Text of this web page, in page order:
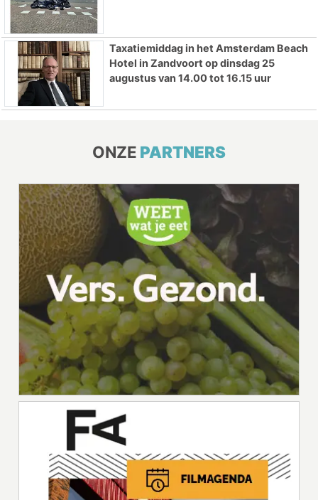
Taxatiemiddag in het Amsterdam Beach
Hotel in Zandvoort op dinsdag 25
augustus van 14.00 tot 16.15 uur
ONZE PARTNERS